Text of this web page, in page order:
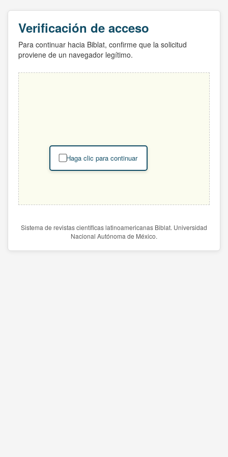
Verificación de acceso
Para continuar hacia Biblat, confirme que la solicitud
proviene de un navegador legítimo.
Haga clic para continuar
Sistema de revistas científicas latinoamericanas Biblat. Universidad
Nacional Autónoma de México.